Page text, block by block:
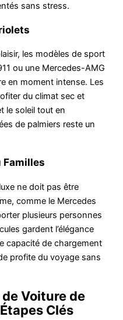
sans stress.
les modèles de sport
ou une Mercedes-AMG
en moment intense. Les
du climat sec et
le soleil tout en
de palmiers reste un
Familles
ne doit pas être
comme le Mercedes
plusieurs personnes
gardent l’élégance
capacité de chargement
profite du voyage sans
Voiture de
Clés